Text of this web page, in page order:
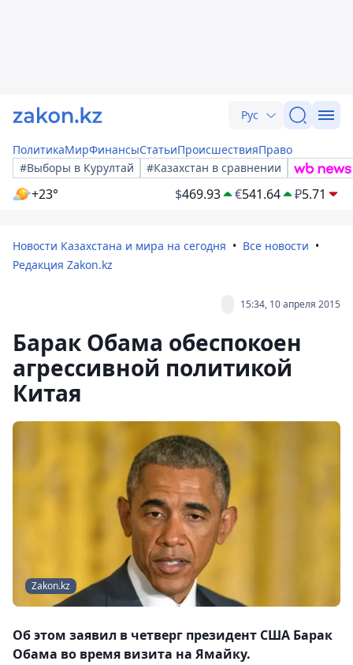
Рус
ПолитикаМирФинансыСтатьиПроисшествияПраво
#Выборы в Курултай
#Казахстан в сравнении
+23° $469.93 €541.64 ₽5.71
Новости Казахстана и мира на сегодня
Все новости
Редакция Zakon.kz
15:34, 10 апреля 2015
Барак Обама обеспокоен
агрессивной политикой
Китая
Zakon.kz
Об этом заявил в четверг президент США Барак
Обама во время визита на Ямайку.